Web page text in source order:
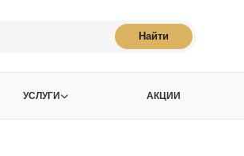
Найти
УСЛУГИ АКЦИИ